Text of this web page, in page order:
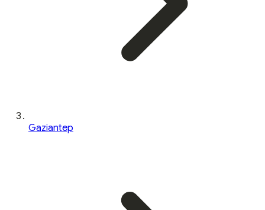
Gaziantep